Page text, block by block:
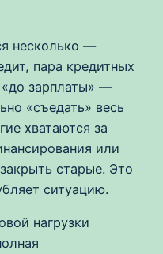
несколько —
пара кредитных
зарплаты» —
«съедать» весь
хватаются за
или
старые. Это
ситуацию.
нагрузки